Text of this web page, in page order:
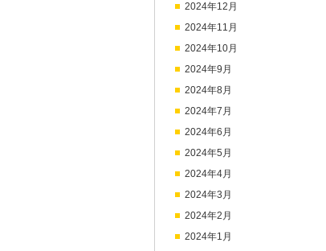
2024年12月
2024年11月
2024年10月
2024年9月
2024年8月
2024年7月
2024年6月
2024年5月
2024年4月
2024年3月
2024年2月
2024年1月